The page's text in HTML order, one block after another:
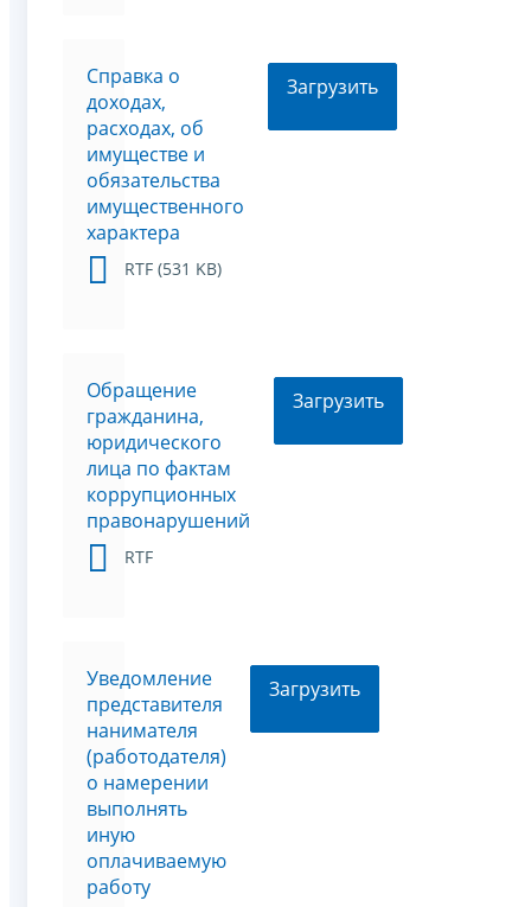
Справка о
доходах,
расходах, об
имуществе и
обязательства
имущественного
характера
RTF (531 KB)
Загрузить
Обращение
гражданина,
юридического
лица по фактам
коррупционных
правонарушений
RTF
Загрузить
Уведомление
представителя
нанимателя
(работодателя)
о намерении
выполнять
иную
оплачиваемую
работу
Загрузить